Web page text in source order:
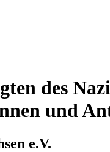
des
und
e.V.